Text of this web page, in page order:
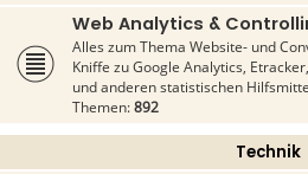
Web Analytics &
Alles zum Thema Website- und
Kniffe zu Google Analytics,
und anderen statistischen
Themen:892
Technik